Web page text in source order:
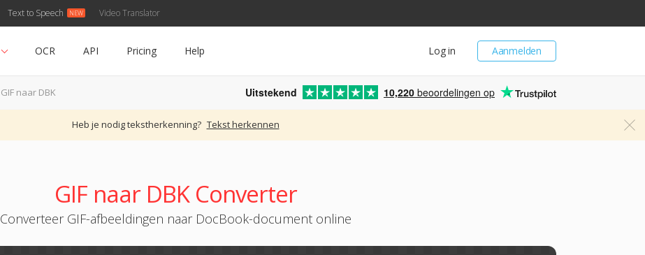
Text to Speech Video Translator
Aanmelden
Log in
OCR API Pricing Help
GIF naar DBK Uitstekend 10,220 beoordelingen op
Heb je nodig tekstherkenning? Tekst herkennen
GIF naar DBK Converter
Converteer GIF-afbeeldingen naar DocBook-document online